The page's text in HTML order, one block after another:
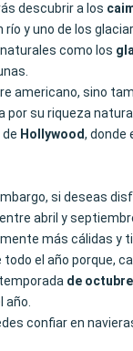
descubrir a los
y uno de los
como los
americano, sino
por su riqueza
Hollywood, donde
si deseas
abril y
más cálidas y
el año porque,
de
confiar en